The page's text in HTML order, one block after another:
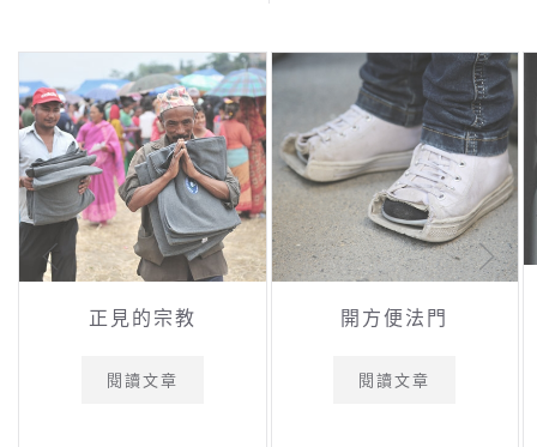
正見的宗教
閱讀文章
開方便法門
閱讀文章